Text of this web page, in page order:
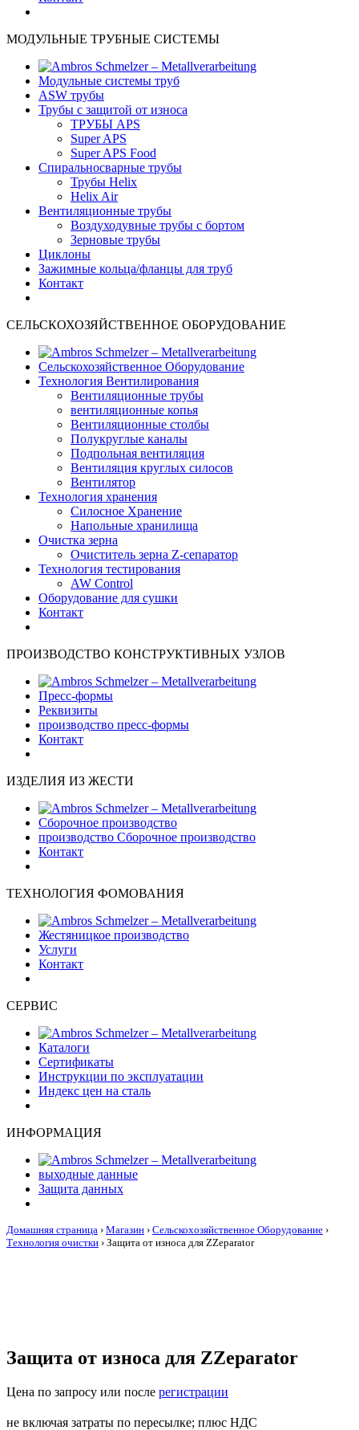
МОДУЛЬНЫЕ ТРУБНЫЕ СИСТЕМЫ
Модульные системы труб
ASW трубы
Трубы с защитой от износа
ТРУБЫ APS
Super APS
Super APS Food
Спиральносварные трубы
Трубы Helix
Helix Air
Вентиляционные трубы
Bоздуходувные трубы с бортом
Зерновые трубы
Циклоны
Зажимные кольца/фланцы для труб
Контакт
СЕЛЬСКОХОЗЯЙСТВЕННОЕ ОБОРУДОВАНИЕ
Сельскохозяйственное Оборудование
Технология Вентилирования
Вентиляционные трубы
вентиляционные копья
Вентиляционные столбы
Полукруглые каналы
Подпольная вентиляция
Вентиляция круглых силосов
Вентилятор
Технология хранения
Силосное Хранение
Hапольные хранилища
Очистка зерна
Очиститель зерна Z-сепаратор
Технология тестирования
AW Control
Oборудование для сушки
Контакт
ПРОИЗВОДСТВО КОНСТРУКТИВНЫХ УЗЛОВ
Пресс-формы
Pеквизиты
производство пресс-формы
Контакт
ИЗДЕЛИЯ ИЗ ЖЕСТИ
Сборочное производство
производство Сборочное производство
Контакт
ТЕХНОЛОГИЯ ФОМОВАНИЯ
Жестяницкое производство
Услуги
Контакт
СЕРВИС
Каталоги
Сертификаты
Инструкции по эксплуатации
Индекс цен на сталь
ИНФОРМАЦИЯ
выходные данные
Защита данных
Домашняя страница › Магазин › Сельскохозяйственное Оборудование ›
Технология очистки › Защита от износа для ZZeparator
Защита от износа для ZZeparator
Цена по запросу или после регистрации
не включая затраты по пересылке; плюс НДС